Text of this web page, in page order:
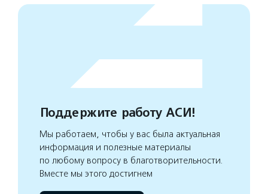
Поддержите работу АСИ!
Мы работаем, чтобы у вас была актуальная
информация и полезные материалы
по любому вопросу в благотворительности.
Вместе мы этого достигнем